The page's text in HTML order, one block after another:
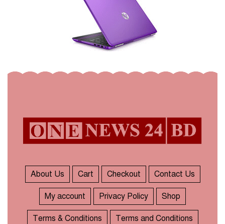
About Us Cart Checkout Contact Us
My account Privacy Policy Shop
Terms & Conditions Terms and Conditions